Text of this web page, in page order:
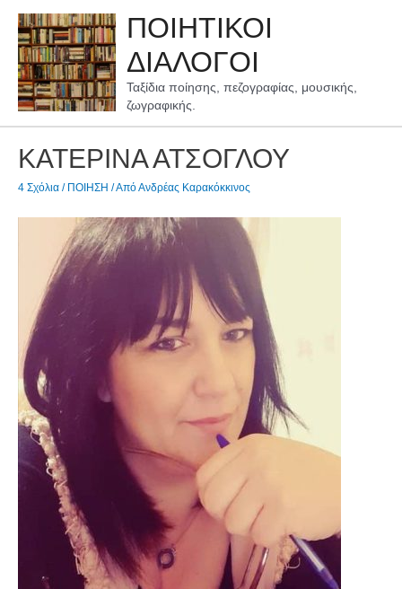
περιεχόμενο
ΠΟΙΗΤΙΚΟΙ
ΔΙΑΛΟΓΟΙ
Ταξίδια ποίησης, πεζογραφίας, μουσικής,
ζωγραφικής.
ΚΑΤΕΡΙΝΑ ΑΤΣΟΓΛΟΥ
4 Σχόλια / ΠΟΙΗΣΗ / ΑπόΑνδρέας Καρακόκκινος